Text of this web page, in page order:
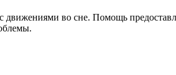
во сне. Помощь